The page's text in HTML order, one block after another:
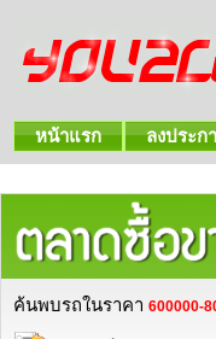
หน้าแรก ลงประก
ค้นพบรถในราคา 600000-